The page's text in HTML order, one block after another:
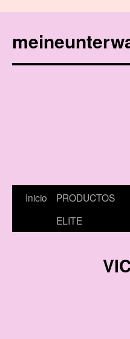
Saltar
Inicio
PRODUCTOS
ELITE